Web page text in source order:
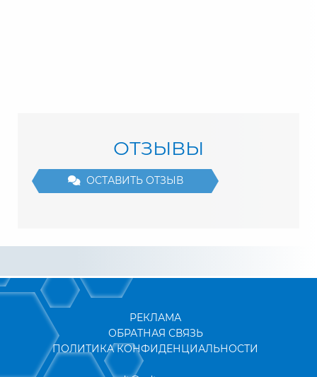
ОТЗЫВЫ
ОСТАВИТЬ ОТЗЫВ
РЕКЛАМА
ОБРАТНАЯ СВЯЗЬ
ПОЛИТИКА КОНФИДЕНЦИАЛЬНОСТИ